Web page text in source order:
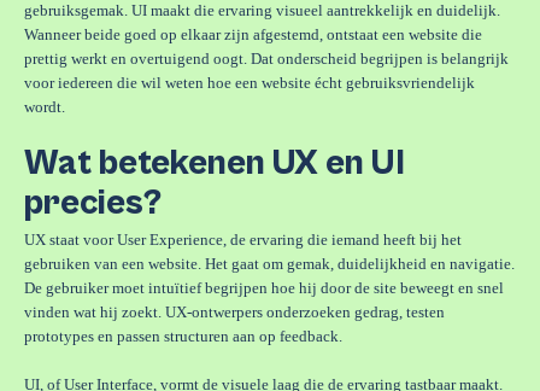
gebruiksgemak. UI maakt die ervaring visueel aantrekkelijk en duidelijk.
Wanneer beide goed op elkaar zijn afgestemd, ontstaat een website die
prettig werkt en overtuigend oogt. Dat onderscheid begrijpen is belangrijk
voor iedereen die wil weten hoe een website écht gebruiksvriendelijk
wordt.
Wat betekenen UX en UI
precies?
UX staat voor User Experience, de ervaring die iemand heeft bij het
gebruiken van een website. Het gaat om gemak, duidelijkheid en navigatie.
De gebruiker moet intuïtief begrijpen hoe hij door de site beweegt en snel
vinden wat hij zoekt. UX-ontwerpers onderzoeken gedrag, testen
prototypes en passen structuren aan op feedback.
UI, of User Interface, vormt de visuele laag die de ervaring tastbaar maakt.